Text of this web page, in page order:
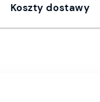
Koszty dostawy